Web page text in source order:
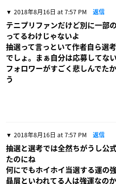
2018年8月16日 at 7:57 PM 返信
テニプリファンだけど別に一部
ってるわけじゃないよ
抽選って言っといて作者自ら選
でしょ。まぁ自分は応募してな
フォロワーがすごく悲しんでた
う
2018年8月16日 at 7:57 PM 返信
抽選と選考では全然ちがうし公
たのにね
何にでもホイホイ当選する運の
贔屓といわれてる人は強運なの